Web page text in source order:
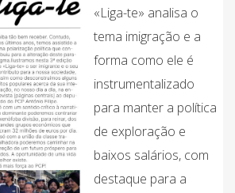
«Liga-te» analisa o
tema imigração e a
forma como ele é
instrumentalizado
para manter a política
de exploração e
baixos salários, com
destaque para a